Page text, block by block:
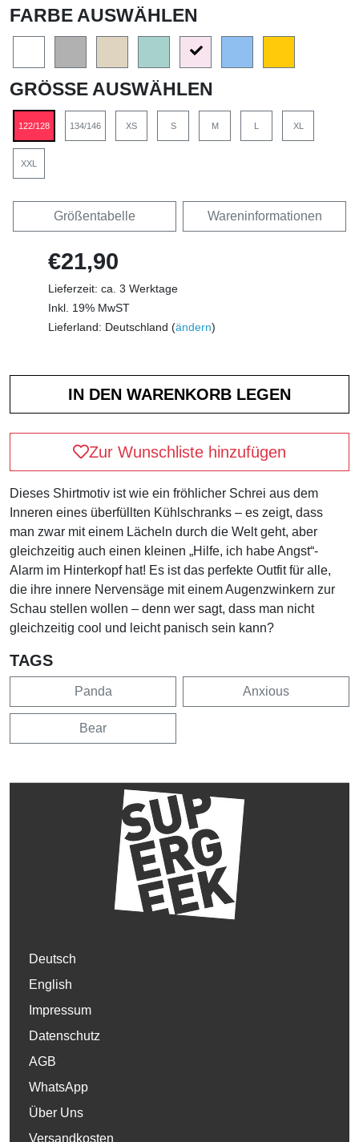
FARBE AUSWÄHLEN
GRÖSSE AUSWÄHLEN
122/128 134/146 XS S M L XL
XXL
Größentabelle Wareninformationen
€21,90
Lieferzeit: ca. 3 Werktage
Inkl. 19% MwST
Lieferland: Deutschland (ändern)
Zur Wunschliste hinzufügen
Dieses Shirtmotiv ist wie ein fröhlicher Schrei aus dem
Inneren eines überfüllten Kühlschranks – es zeigt, dass
man zwar mit einem Lächeln durch die Welt geht, aber
gleichzeitig auch einen kleinen „Hilfe, ich habe Angst“-
Alarm im Hinterkopf hat! Es ist das perfekte Outfit für alle,
die ihre innere Nervensäge mit einem Augenzwinkern zur
Schau stellen wollen – denn wer sagt, dass man nicht
gleichzeitig cool und leicht panisch sein kann?
TAGS
Panda Anxious
Bear
Deutsch
English
Impressum
Datenschutz
AGB
WhatsApp
Über Uns
Versandkosten